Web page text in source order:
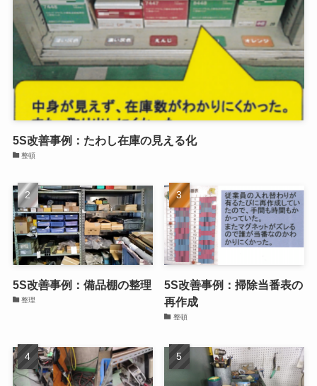
5S改善事例：たわし在庫の見える化
整頓
5S改善事例：備品棚の整理
整理
5S改善事例：掃除当番表の
再作成
整頓